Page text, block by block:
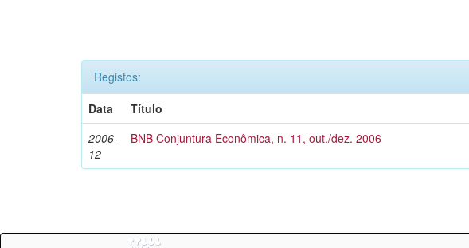
Registos:
Data
Título
2006-
12
BNB Conjuntura Econômica, n. 11, out./dez. 2006